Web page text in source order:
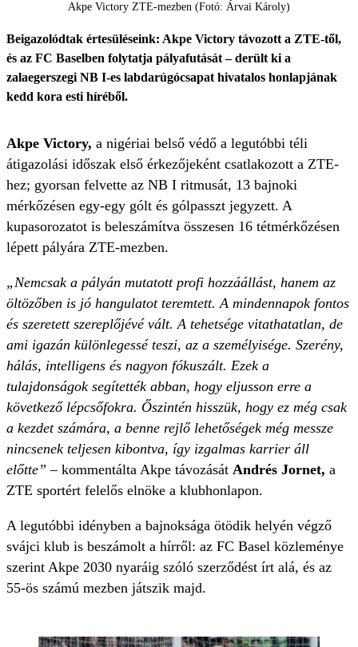
Akpe Victory ZTE-mezben (Fotó: Árvai Károly)
Beigazolódtak értesüléseink: Akpe Victory távozott a ZTE-től,
és az FC Baselben folytatja pályafutását – derült ki a
zalaegerszegi NB I-es labdarúgócsapat hivatalos honlapjának
kedd kora esti híréből.
Akpe Victory, a nigériai belső védő a legutóbbi téli
átigazolási időszak első érkezőjeként csatlakozott a ZTE-
hez; gyorsan felvette az NB I ritmusát, 13 bajnoki
mérkőzésen egy-egy gólt és gólpasszt jegyzett. A
kupasorozatot is beleszámítva összesen 16 tétmérkőzésen
lépett pályára ZTE-mezben.
„Nemcsak a pályán mutatott profi hozzáállást, hanem az
öltözőben is jó hangulatot teremtett. A mindennapok fontos
és szeretett szereplőjévé vált. A tehetsége vitathatatlan, de
ami igazán különlegessé teszi, az a személyisége. Szerény,
hálás, intelligens és nagyon fókuszált. Ezek a
tulajdonságok segítették abban, hogy eljusson erre a
következő lépcsőfokra. Őszintén hisszük, hogy ez még csak
a kezdet számára, a benne rejlő lehetőségek még messze
nincsenek teljesen kibontva, így izgalmas karrier áll
előtte” –kommentálta Akpe távozását Andrés Jornet, a
ZTE sportért felelős elnöke a klubhonlapon.
A legutóbbi idényben a bajnoksága ötödik helyén végző
svájci klub is beszámolt a hírről: az FC Basel közleménye
szerint Akpe 2030 nyaráig szóló szerződést írt alá, és az
55-ös számú mezben játszik majd.